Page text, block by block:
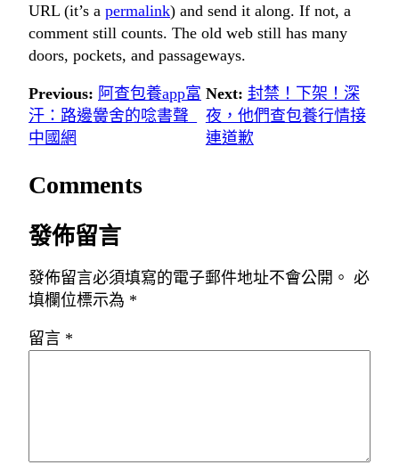
URL (it’s a permalink) and send it along. If not, a
comment still counts. The old web still has many
doors, pockets, and passageways.
Previous: 阿查包養app富
汗：路邊黌舍的唸書聲_
中國網
Next: 封禁！下架！深
夜，他們查包養行情接
連道歉
Comments
發佈留言
發佈留言必須填寫的電子郵件地址不會公開。 必
填欄位標示為 *
留言 *